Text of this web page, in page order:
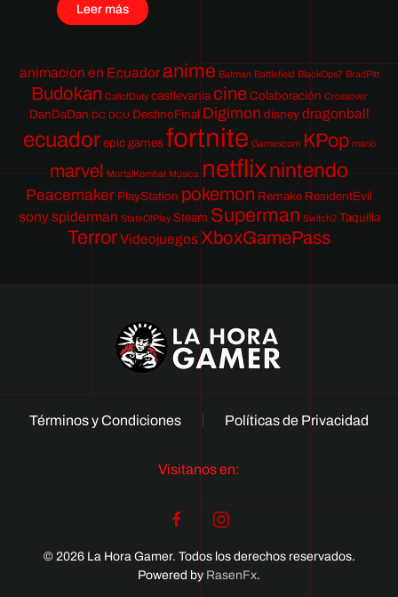
Leer más
animacion en Ecuador anime Batman Battlefield BlackOps7 BradPitt
Budokan CallofDuty castlevania cine Colaboración Crossover
DanDaDan DC DCU DestinoFinal Digimon disney dragonball
ecuador epic games fortnite Gamescom KPop mario
marvel MortalKombat Música netflixnintendo
Peacemaker PlayStation pokemon Remake ResidentEvil
sony spiderman StateOfPlay Steam Superman Switch2 Taquilla
TerrorVideojuegos XboxGamePass
Términos y Condiciones Políticas de Privacidad
Visitanos en:
© 2026 La Hora Gamer. Todos los derechos reservados.
Powered by RasenFx.